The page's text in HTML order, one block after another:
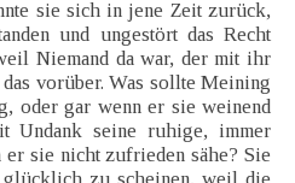
sie sich in jene Zeit zurück,
und ungestört das Recht
Niemand da war, der mit ihr
vorüber. Was sollte Meining
oder gar wenn er sie weinend
Undank seine ruhige, immer
sie nicht zufrieden sähe? Sie